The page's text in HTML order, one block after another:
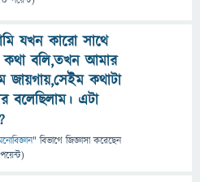
যখন কারো সাথে
কথা বলি,তখন আমার
কথাটা
বলেছিলাম। এটা
" বিভাগে জিজ্ঞাসাকরেছেন
পয়েন্ট)